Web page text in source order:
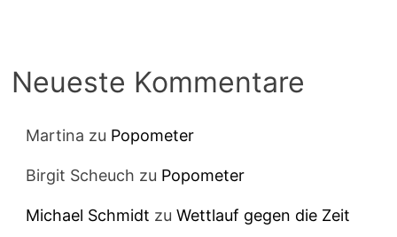
Neueste Kommentare
Martina zu Popometer
Birgit Scheuch zu Popometer
Michael Schmidt zuWettlauf gegen die Zeit